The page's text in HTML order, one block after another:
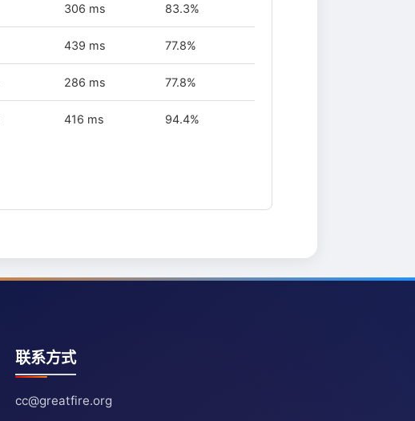
306 ms 83.3%
439 ms 77.8%
286 ms 77.8%
416 ms 94.4%
联系方式
cc@greatfire.org